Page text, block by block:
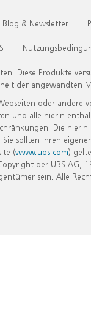
Blog & Newsletter |
|
Diese Produkte
der angewandten
oder andere
und alle hierin
Die
sollten Ihren
(www.ubs.com)
der UBS AG,
sein. Alle